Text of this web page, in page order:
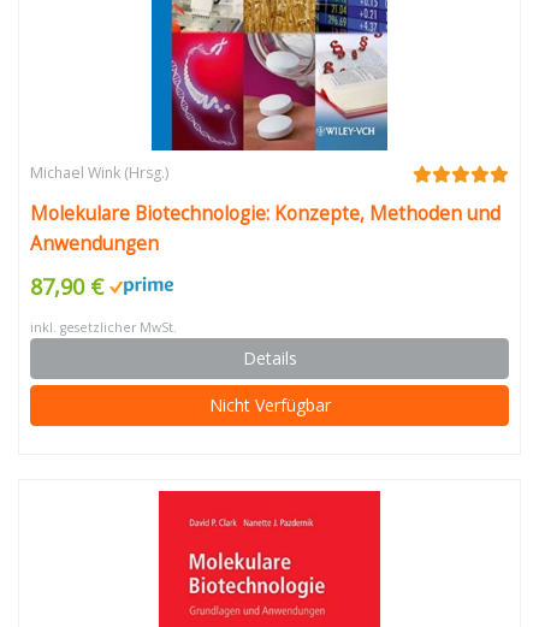
Michael Wink (Hrsg.)
Molekulare Biotechnologie: Konzepte, Methoden und
Anwendungen
87,90 €
inkl. gesetzlicher MwSt.
Details
Nicht Verfügbar